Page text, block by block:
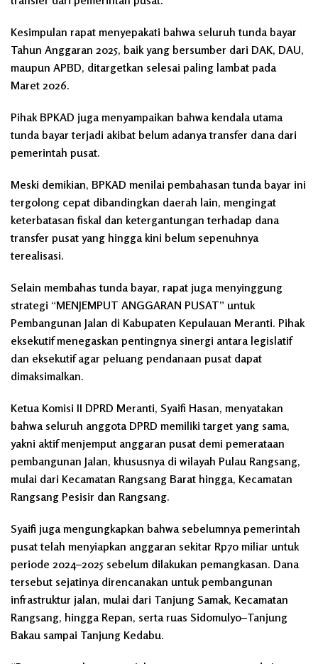
Kesimpulan rapat menyepakati bahwa seluruh tunda bayar
Tahun Anggaran 2025, baik yang bersumber dari DAK, DAU,
maupun APBD, ditargetkan selesai paling lambat pada
Maret 2026.
Pihak BPKAD juga menyampaikan bahwa kendala utama
tunda bayar terjadi akibat belum adanya transfer dana dari
pemerintah pusat.
Meski demikian, BPKAD menilai pembahasan tunda bayar ini
tergolong cepat dibandingkan daerah lain, mengingat
keterbatasan fiskal dan ketergantungan terhadap dana
transfer pusat yang hingga kini belum sepenuhnya
terealisasi.
Selain membahas tunda bayar, rapat juga menyinggung
strategi “MENJEMPUT ANGGARAN PUSAT” untuk
Pembangunan Jalan di Kabupaten Kepulauan Meranti. Pihak
eksekutif menegaskan pentingnya sinergi antara legislatif
dan eksekutif agar peluang pendanaan pusat dapat
dimaksimalkan.
Ketua Komisi II DPRD Meranti, Syaifi Hasan, menyatakan
bahwa seluruh anggota DPRD memiliki target yang sama,
yakni aktif menjemput anggaran pusat demi pemerataan
pembangunan Jalan, khususnya di wilayah Pulau Rangsang,
mulai dari Kecamatan Rangsang Barat hingga, Kecamatan
Rangsang Pesisir dan Rangsang.
Syaifi juga mengungkapkan bahwa sebelumnya pemerintah
pusat telah menyiapkan anggaran sekitar Rp70 miliar untuk
periode 2024–2025 sebelum dilakukan pemangkasan. Dana
tersebut sejatinya direncanakan untuk pembangunan
infrastruktur jalan, mulai dari Tanjung Samak, Kecamatan
Rangsang, hingga Repan, serta ruas Sidomulyo–Tanjung
Bakau sampai Tanjung Kedabu.